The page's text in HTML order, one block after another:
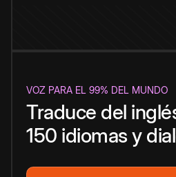
VOZ PARA EL 99% DEL MUNDO
Traduce del
150 idiomas y